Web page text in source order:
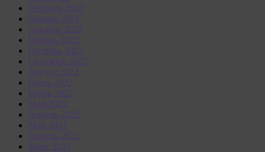
Февраль 2023
Январь 2023
Декабрь 2022
Ноябрь 2022
Октябрь 2022
Сентябрь 2022
Август 2022
Июль 2022
Июнь 2022
Май 2022
Апрель 2022
Май 2021
Апрель 2021
Март 2021